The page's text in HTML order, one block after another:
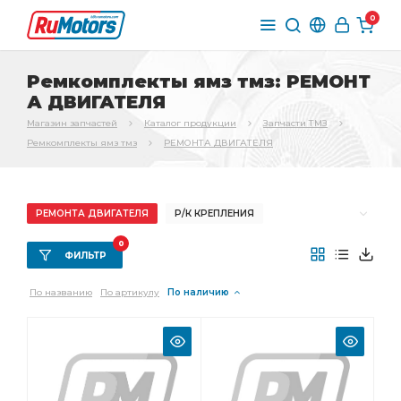
0
Ремкомплекты ямз тмз: РЕМОНТ
А ДВИГАТЕЛЯ
Магазин запчастей Каталог продукции
Запчасти ТМЗ
Ремкомплекты ямз тмз
РЕМОНТА ДВИГАТЕЛЯ
РЕМОНТА ДВИГАТЕЛЯ Р/К КРЕПЛЕНИЯ
Р/К ПРИВОДА
Р/К РТИ Р/К ВОД.НАСОСА
Р/К ВОДЯНОГО Р/К СИСТЕМЫ
ВОДЯНОГО НАСОСА
Р/К ВОД.НАСОСА ЯМЗ Р/К ВОД.НАСОСА ЯМЗ 7511
ВОД.НАСОСА ЯМЗ ВОД.НАСОСА ЯМЗ 7511
ФИЛЬТР
0
По названию По артикулу По наличию